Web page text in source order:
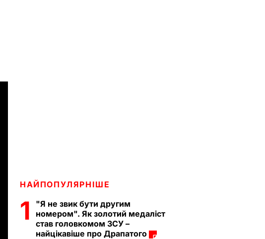
НАЙПОПУЛЯРНІШЕ
1
"Я не звик бути другим
номером". Як золотий медаліст
став головкомом ЗСУ –
найцікавіше про Драпатого